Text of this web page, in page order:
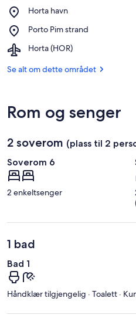
historiske
Horta havn
Place,
havn
Porto Pim strand
Place,
Pim
Horta (HOR)
Airport,
(HOR)
Se alt om dette området
Rom og senger
2 soverom (plass til 2
Soverom 6
2 enkeltsenger
1 bad
Bad 1
Håndklær tilgjengelig · Toalett ·